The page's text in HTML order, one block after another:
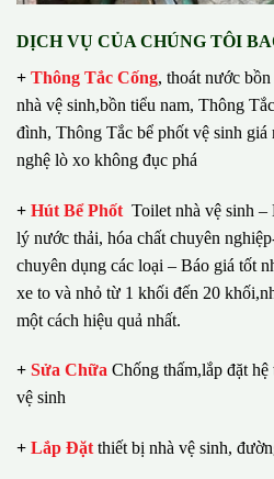
DỊCH VỤ CỦA CHÚNG TÔI
+ Thông Tắc Cống, thoát nước bồn
nhà vệ sinh,bồn tiểu nam, Thông
đình, Thông Tắc bể phốt vệ sinh
nghệ lò xo không đục phá
+ Hút Bể Phốt Toilet nhà vệ sinh
lý nước thải, hóa chất chuyên
chuyên dụng các loại – Báo giá tốt
xe to và nhỏ từ 1 khối đến 20
một cách hiệu quả nhất.
+ Sửa Chữa Chống thấm,lắp đặt
vệ sinh
+ Lắp Đặt thiết bị nhà vệ sinh,